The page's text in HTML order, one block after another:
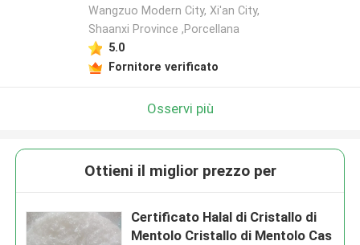
Wangzuo Modern City, Xi'an City,
Shaanxi Province ,Porcellana
5.0
Fornitore verificato
Osservi più
Ottieni il miglior prezzo per
Certificato Halal di Cristallo di
Mentolo Cristallo di Mentolo Cas